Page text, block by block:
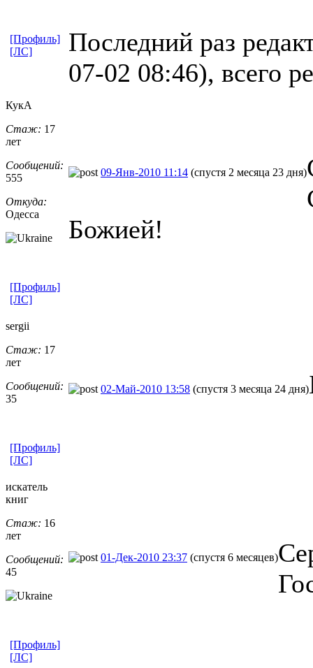
Последний раз
07-02 08:46), всего
[Профиль]
[ЛС]
КукА
Стаж: 17
лет
Сообщений:
555
Откуда:
Одесса
09-Янв-2010 11:14 (спустя 2 месяца 23 дня)
Божией!
[Профиль]
[ЛС]
sergii
Стаж: 17
лет
Сообщений:
35
02-Май-2010 13:58 (спустя 3 месяца 24 дня)
[Профиль]
[ЛС]
искатель
книг
Стаж: 16
лет
Сообщений:
45
01-Дек-2010 23:37 (спустя 6 месяцев)
[Профиль]
[ЛС]